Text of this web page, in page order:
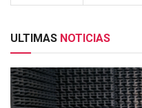
ULTIMAS NOTICIAS